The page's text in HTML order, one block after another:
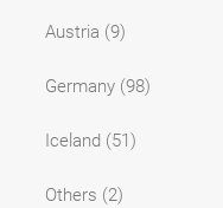
Austria (9)
Germany (98)
Iceland (51)
Others (2)